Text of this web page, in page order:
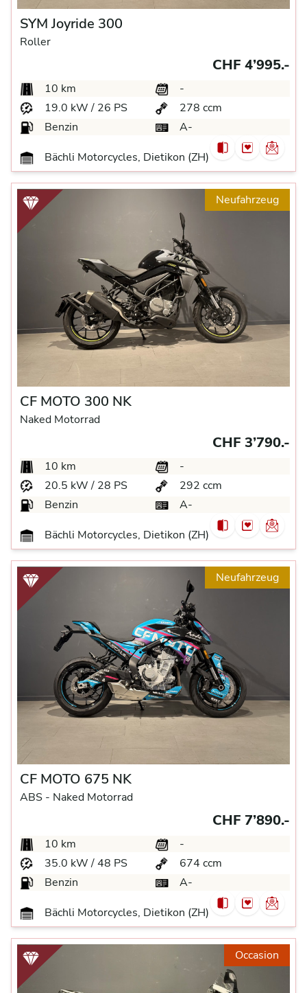
SYM Joyride 300
Roller
CHF 4’995.-
10 km
-
19.0 kW / 26 PS
278 ccm
Benzin
A-
Bächli Motorcycles, Dietikon (ZH)
Neufahrzeug
CF MOTO 300 NK
Naked Motorrad
CHF 3’790.-
10 km
-
20.5 kW / 28 PS
292 ccm
Benzin
A-
Bächli Motorcycles, Dietikon (ZH)
Neufahrzeug
CF MOTO 675 NK
ABS - Naked Motorrad
CHF 7’890.-
10 km
-
35.0 kW / 48 PS
674 ccm
Benzin
A-
Bächli Motorcycles, Dietikon (ZH)
Occasion